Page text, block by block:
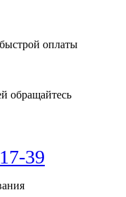
оплаты
обращайтесь
39